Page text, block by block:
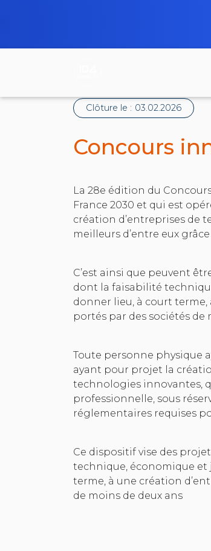
Clôture le : 03.02.2026
Concours
La 28e édition du
France 2030 et qui est
création d’entreprises de
meilleurs d’entre eux
C’est ainsi que peuvent
dont la faisabilité
donner lieu, à court terme,
portés par des sociétés de
Toute personne physique
ayant pour projet la
technologies innovantes,
professionnelle, sous
réglementaires requises
Ce dispositif vise des
technique, économique
terme, à une création
de moins de deux ans